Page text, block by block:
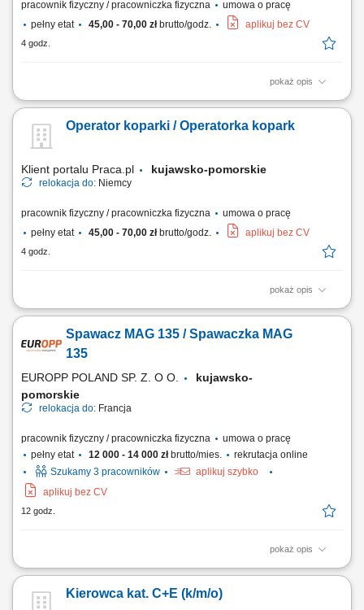
pracownik fizyczny / pracowniczka fizyczna
umowa o pracę
pełny etat
45,00 - 70,00 złbrutto/godz. aplikuj bez CV
4 godz.
pokaż opis
Układanie kostki granitowej, betonowej oraz kamienia naturalnego;
nawierzchnie; Dbanie o jakość, estetykę i precyzję wykonania;
Przestrzeganie zasad BHP i standardów budowlanych;
Operator koparki / Operatorka kopark
Klient portalu Praca.pl kujawsko-pomorskie
relokacja do: Niemcy
pracownik fizyczny / pracowniczka fizyczna
umowa o pracę
pełny etat
45,00 - 70,00 złbrutto/godz. aplikuj bez CV
4 godz.
pokaż opis
Obsługa koparki przy pracach ziemnych; Wykonywanie wykopów pod
brygadą budowlaną na terenie inwestycji; Kontrola stanu technicznego i
dbanie o sprzęt; Przestrzeganie norm bezpieczeństwa oraz standardów
Spawacz MAG 135 / Spawaczka MAG
135
EUROPP POLAND SP. Z. O O.
kujawsko-
pomorskie
relokacja do: Francja
pracownik fizyczny / pracowniczka fizyczna
umowa o pracę
pełny etat
12 000 - 14 000 złbrutto/mies.
rekrutacja online
Szukamy 3 pracowników
aplikuj szybko
aplikuj bez CV
12 godz.
pokaż opis
Zakres obowiązków: spawanie słupów i wsporników wykorzystywanych
stali czarnej, praca na materiałach o grubości 5–25 mm, spawanie
Kierowca kat. C+E (k/m/o)